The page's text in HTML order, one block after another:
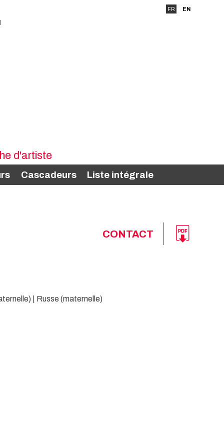
FR EN
Cascadeurs Liste intégrale
CONTACT
| Russe (maternelle)